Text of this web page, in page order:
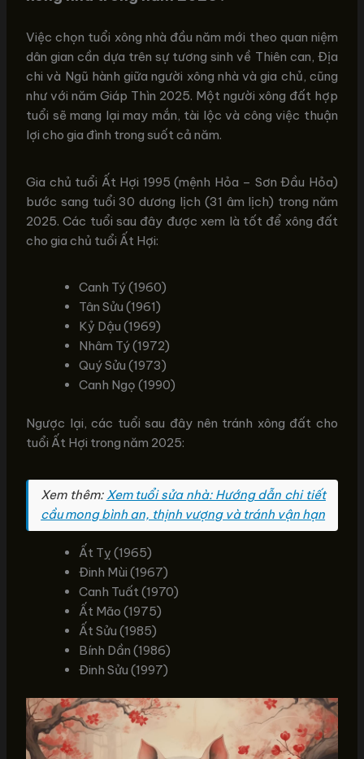
Việc chọn tuổi xông nhà đầu năm mới theo quan niệm
dân gian cần dựa trên sự tương sinh về Thiên can, Địa
chi và Ngũ hành giữa người xông nhà và gia chủ, cũng
như với năm Giáp Thìn 2025. Một người xông đất hợp
tuổi sẽ mang lại may mắn, tài lộc và công việc thuận
lợi cho gia đình trong suốt cả năm.
Gia chủ tuổi Ất Hợi 1995 (mệnh Hỏa – Sơn Đầu Hỏa)
bước sang tuổi 30 dương lịch (31 âm lịch) trong năm
2025. Các tuổi sau đây được xem là tốt để xông đất
cho gia chủ tuổi Ất Hợi:
Canh Tý (1960)
Tân Sửu (1961)
Kỷ Dậu (1969)
Nhâm Tý (1972)
Quý Sửu (1973)
Canh Ngọ (1990)
Ngược lại, các tuổi sau đây nên tránh xông đất cho
tuổi Ất Hợi trong năm 2025:
Xem thêm: Xem tuổi sửa nhà: Hướng dẫn chi tiết
cầu mong bình an, thịnh vượng và tránh vận hạn
Ất Tỵ (1965)
Đinh Mùi (1967)
Canh Tuất (1970)
Ất Mão (1975)
Ất Sửu (1985)
Bính Dần (1986)
Đinh Sửu (1997)